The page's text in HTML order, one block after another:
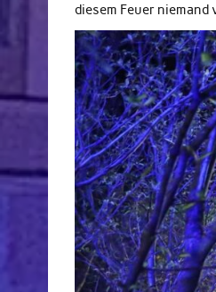
diesem Feuer niemand